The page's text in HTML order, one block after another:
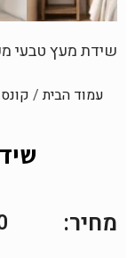
שידת מעץ טבעי
עמוד הבית/
מחיר: